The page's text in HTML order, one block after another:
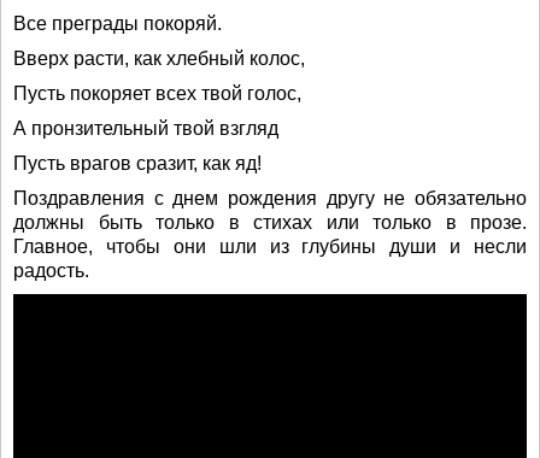
Все преграды покоряй.
Вверх расти, как хлебный колос,
Пусть покоряет всех твой голос,
А пронзительный твой взгляд
Пусть врагов сразит, как яд!
Поздравления с днем рождения другу не обязательно
должны быть только в стихах или только в прозе.
Главное, чтобы они шли из глубины души и несли
радость.